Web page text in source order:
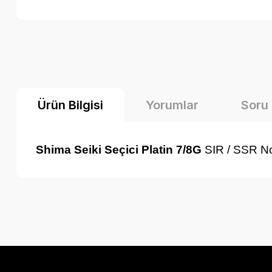
Ürün Bilgisi Yorumlar Soru
Shima Seiki Seçici Platin 7/8G SIR / SSR
Ürün resmi kalitesiz, bozuk veya görüntülenemiyor.